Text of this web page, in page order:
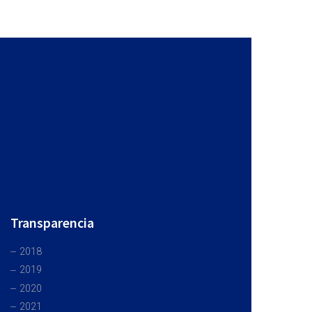
Transparencia
2018
2019
2020
2021